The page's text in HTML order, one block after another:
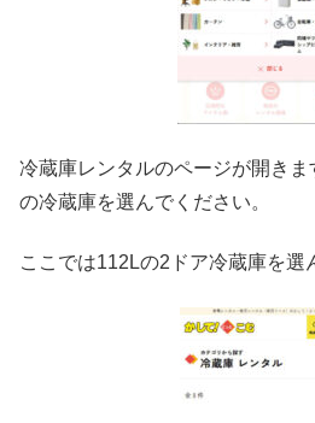
冷蔵庫レンタルのページが開き
の冷蔵庫を選んでください。
ここでは112Lの2ドア冷蔵庫を選